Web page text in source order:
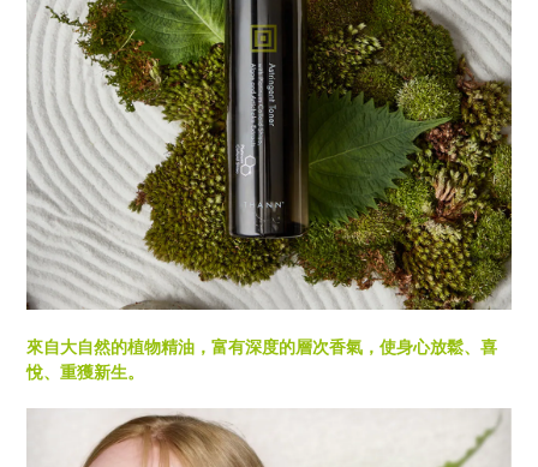
來自大自然的植物精油，富有深度的層次香氣，使身心放鬆、喜
悅、重獲新生。